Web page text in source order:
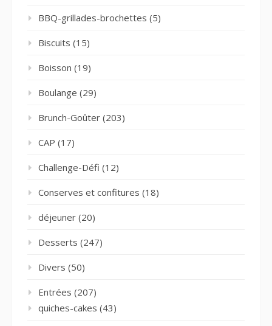
BBQ-grillades-brochettes (5)
Biscuits (15)
Boisson (19)
Boulange (29)
Brunch-Goûter (203)
CAP (17)
Challenge-Défi (12)
Conserves et confitures (18)
déjeuner (20)
Desserts (247)
Divers (50)
Entrées (207)
quiches-cakes (43)